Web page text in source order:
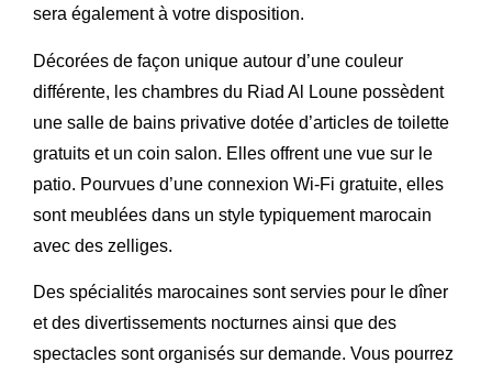
sera également à votre disposition.
Décorées de façon unique autour d’une couleur
différente, les chambres du Riad Al Loune possèdent
une salle de bains privative dotée d’articles de toilette
gratuits et un coin salon. Elles offrent une vue sur le
patio. Pourvues d’une connexion Wi-Fi gratuite, elles
sont meublées dans un style typiquement marocain
avec des zelliges.
Des spécialités marocaines sont servies pour le dîner
et des divertissements nocturnes ainsi que des
spectacles sont organisés sur demande. Vous pourrez